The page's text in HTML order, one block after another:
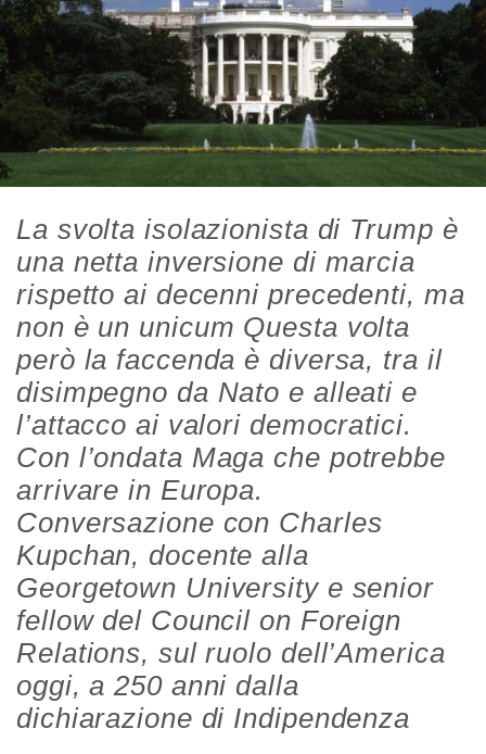
La svolta isolazionista di Trump è
una netta inversione di marcia
rispetto ai decenni precedenti, ma
non è un unicum Questa volta
però la faccenda è diversa, tra il
disimpegno da Nato e alleati e
l’attacco ai valori democratici.
Con l’ondata Maga che potrebbe
arrivare in Europa.
Conversazione con Charles
Kupchan, docente alla
Georgetown University e senior
fellow del Council on Foreign
Relations, sul ruolo dell’America
oggi, a 250 anni dalla
dichiarazione di Indipendenza